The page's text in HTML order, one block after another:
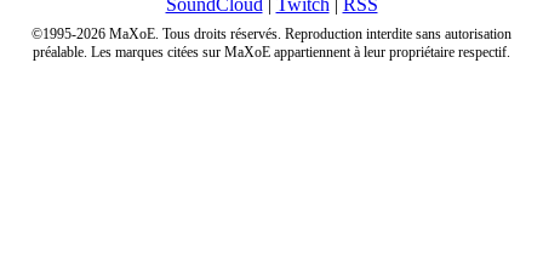
©1995-2026 MaXoE. Tous droits réservés. Reproduction interdite sans autorisation
préalable. Les marques citées sur MaXoE appartiennent à leur propriétaire respectif.